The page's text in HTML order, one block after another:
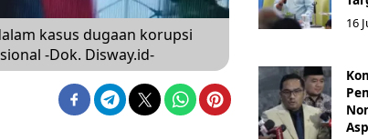
kasus dugaan korupsi
-Dok. Disway.id-
16